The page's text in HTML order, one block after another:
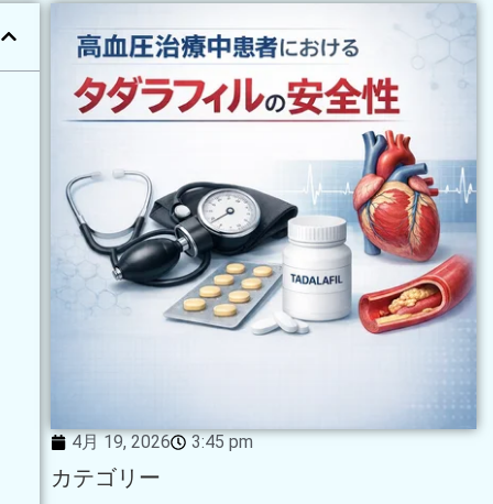
4月 19, 2026 3:45 pm
カテゴリー